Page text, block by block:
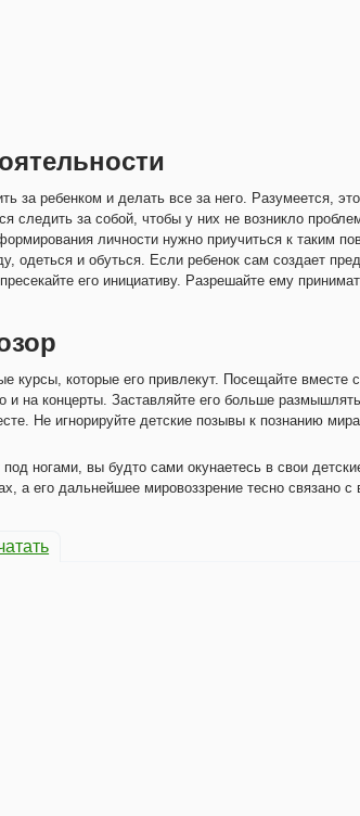
за ребенком и делать все за него. Разумеется,
следить за собой, чтобы у них не возникло
личности нужно приучиться к таким
одеться и обуться. Если ребенок сам создает
его инициативу. Разрешайте ему
курсы, которые его привлекут. Посещайте вместе
на концерты. Заставляйте его больше
Не игнорируйте детские позывы к познанию
под ногами, вы будто сами окунаетесь в свои
а его дальнейшее мировоззрение тесно связано